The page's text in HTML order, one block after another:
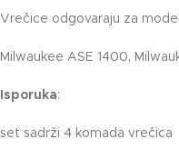
Vrečice odgovaraju za
Milwaukee ASE 1400,
Isporuka:
set sadrži 4 komada vrečica